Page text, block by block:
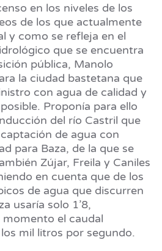
en los niveles de los
de los que actualmente
y como se refleja en el
que se encuentra
pública, Manolo
la ciudad bastetana que
con agua de calidad y
Proponía para ello
del río Castril que
de agua con
para Baza, de la que se
Zújar, Freila y Caniles
en cuenta que de los
de agua que discurren
usaría solo 1’8,
el caudal
mil litros por segundo.